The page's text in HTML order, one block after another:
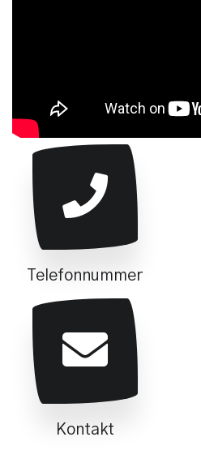
Telefonnummer
Kontakt